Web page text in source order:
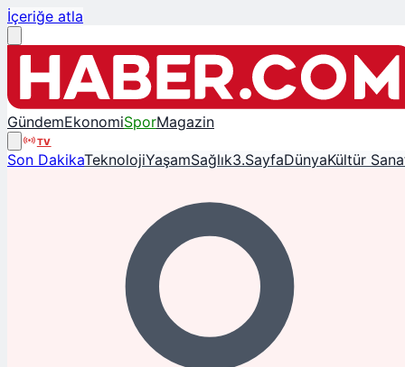
İçeriğe atla
GündemEkonomiSporMagazin
TV
Son DakikaTeknolojiYaşamSağlık3.SayfaDünyaKültür